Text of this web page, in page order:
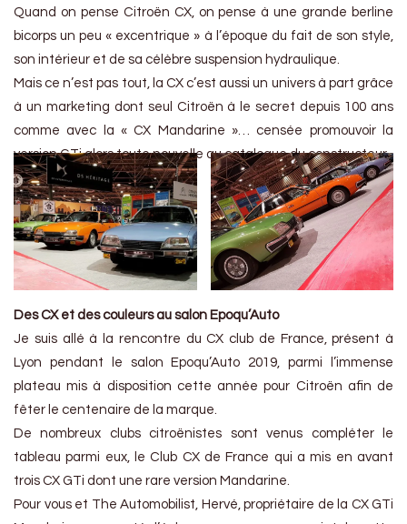
Quand on pense Citroën CX, on pense à une grande berline
bicorps un peu « excentrique » à l’époque du fait de son style,
son intérieur et de sa célèbre suspension hydraulique.
Mais ce n’est pas tout, la CX c’est aussi un univers à part grâce
à un marketing dont seul Citroën à le secret depuis 100 ans
comme avec la « CX Mandarine »… censée promouvoir la
version GTi alors toute nouvelle au catalogue du constructeur.
Des CX et des couleurs au salon Epoqu’Auto
Je suis allé à la rencontre du CX club de France, présent à
Lyon pendant le salon Epoqu’Auto 2019, parmi l’immense
plateau mis à disposition cette année pour Citroën afin de
fêter le centenaire de la marque.
De nombreux clubs citroënistes sont venus compléter le
tableau parmi eux, le Club CX de France qui a mis en avant
trois CX GTi dont une rare version Mandarine.
Pour vous et The Automobilist, Hervé, propriétaire de la CX GTi